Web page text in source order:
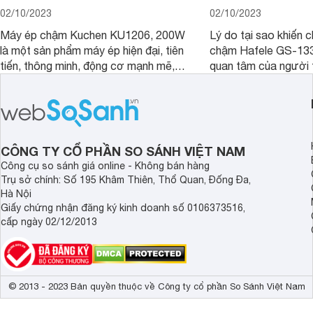
02/10/2023
Máy ép chậm Kuchen KU1206, 200W
là một sản phẩm máy ép hiện đại, tiên
tiến, thông minh, động cơ mạnh mẽ,
Websosanh muốn giới thiệu tới bạn
chắc chắn bạn không nên bỏ qua.
02/10/2023
Lý do tại sao khiến
chậm Hafele GS-
quan tâm của người
Hafele GS-133N
đây để có câu trả lời
CÔNG TY CỔ PHẦN SO SÁNH VIỆT NAM
Công cụ so sánh giá online - Không bán hàng
Trụ sở chính: Số 195 Khâm Thiên, Thổ Quan, Đống Đa,
Hà Nội
Giấy chứng nhận đăng ký kinh doanh số 0106373516,
cấp ngày 02/12/2013
© 2013 - 2023 Bản quyền thuộc về Công ty cổ phần So Sánh Việt Nam